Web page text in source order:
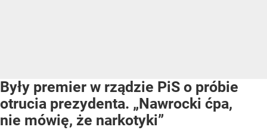
Były premier w rządzie PiS o próbie
otrucia prezydenta. „Nawrocki ćpa,
nie mówię, że narkotyki”